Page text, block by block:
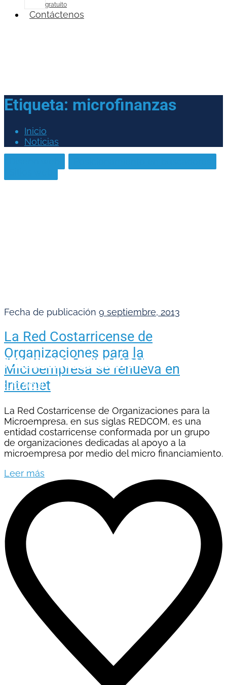
gratuito
Contáctenos
Etiqueta: microfinanzas
Inicio
Noticias
Fecha de publicación 9 septiembre, 2013
La Red Costarricense de
Organizaciones para la
Microempresa se renueva en
Internet
La Red Costarricense de Organizaciones para la
Microempresa, en sus siglas REDCOM, es una
entidad costarricense conformada por un grupo
de organizaciones dedicadas al apoyo a la
microempresa por medio del micro financiamiento.
Leer más
SOLICITARCOTIZACIÓN
CLIC AQUÍ
VERWEBINAR
CLIC AQUÍ
DESCARGAREBOOK
CLIC AQUÍ